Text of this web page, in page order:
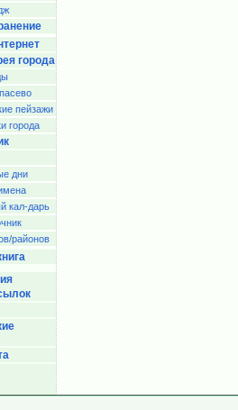
города
пейзажи
города
дни
кал-дарь
райoнов